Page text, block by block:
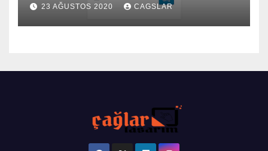
23 AĞUSTOS 2020 CAGSLAR